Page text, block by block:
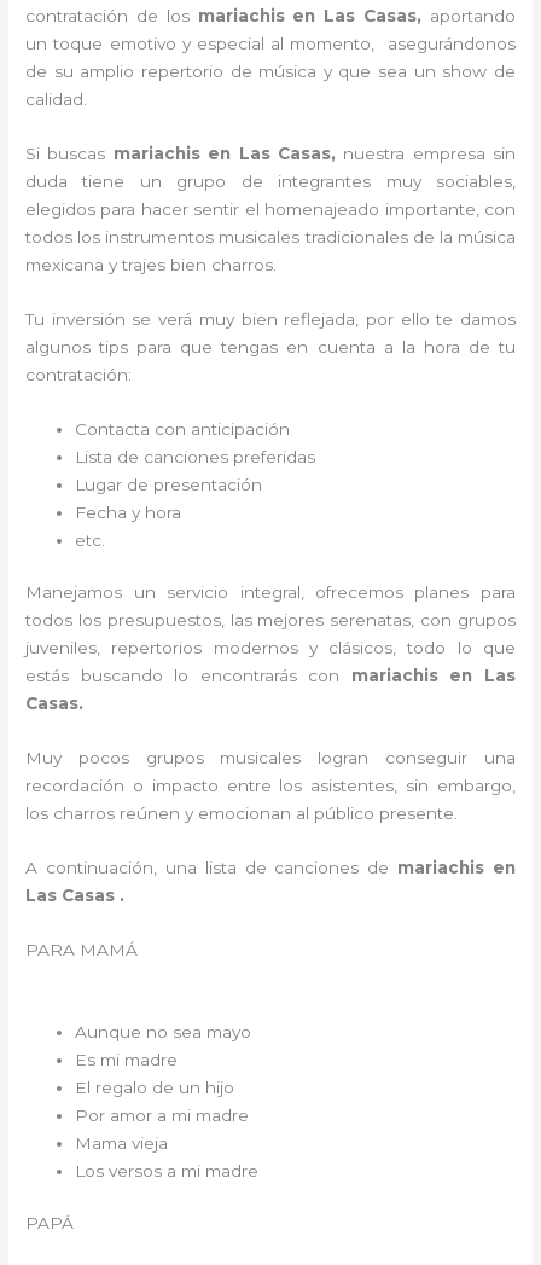
contratación de losmariachis en Las Casas, aportando
un toque emotivo y especial al momento, asegurándonos
de su amplio repertorio de música y que sea un show de
calidad.
Si buscas mariachis en Las Casas, nuestra empresa sin
duda tiene un grupo de integrantes muy sociables,
elegidos para hacer sentir el homenajeado importante, con
todos los instrumentos musicales tradicionales de la música
mexicana y trajes bien charros.
Tu inversión se verá muy bien reflejada, por ello te damos
algunos tips para que tengas en cuenta a la hora de tu
contratación:
Contacta con anticipación
Lista de canciones preferidas
Lugar de presentación
Fecha y hora
etc.
Manejamos un servicio integral, ofrecemos planes para
todos los presupuestos, las mejores serenatas, con grupos
juveniles, repertorios modernos y clásicos, todo lo que
estás buscando lo encontrarás con mariachis en Las
Casas.
Muy pocos grupos musicales logran conseguir una
recordación o impacto entre los asistentes, sin embargo,
los charros reúnen y emocionan al público presente.
A continuación, una lista de canciones de mariachis en
Las Casas .
PARA MAMÁ
Aunque no sea mayo
Es mi madre
El regalo de un hijo
Por amor a mi madre
Mama vieja
Los versos a mi madre
PAPÁ